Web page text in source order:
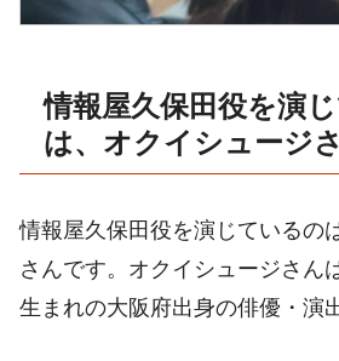
情報屋久保田役を演
は、オクイシュージ
情報屋久保田役を演じているの
さんです。オクイシュージさん
生まれの大阪府出身の俳優・演